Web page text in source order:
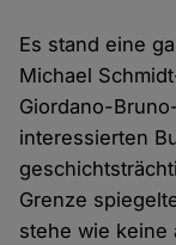
Es stand eine
Michael
Giordano-
interessierten
Grenze
stehe wie keine